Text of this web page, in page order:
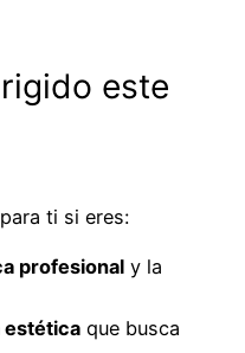
este
ti si eres:
profesional y la
estética que busca